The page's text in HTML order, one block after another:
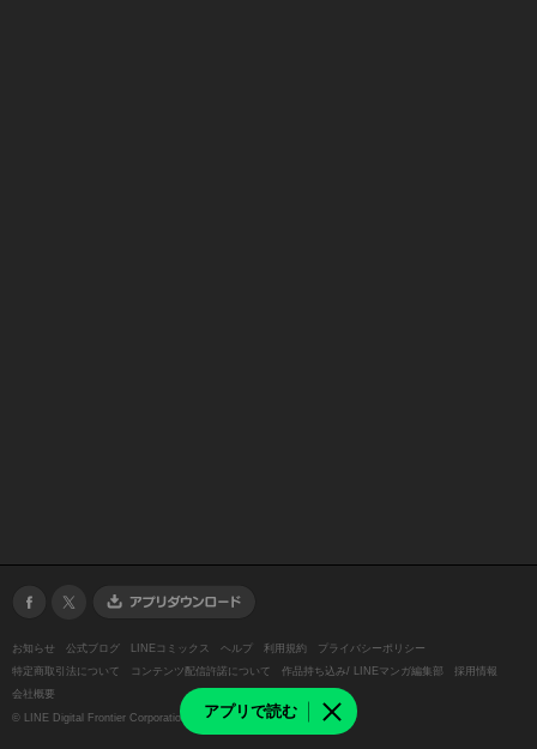
アプリで読む
お知らせ 公式ブログ LINEコミックス ヘルプ 利用規約
プライバシーポリシー
特定商取引法について
コンテンツ配信許諾について 作品持ち込み/ LINEマンガ編集部
採用情報
会社概要
© LINE Digital Frontier Corporation